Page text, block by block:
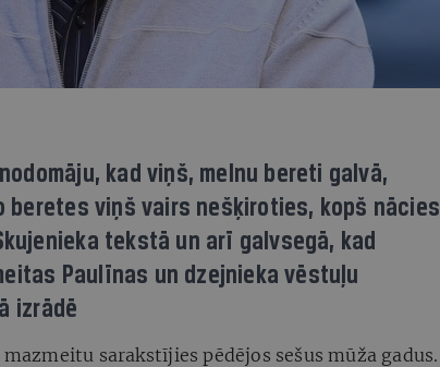
kad viņš, melnu bereti galvā,
beretes viņš vairs nešķiroties, kopš nācies
tekstā un arī galvsegā, kad
Paulīnas un dzejnieka vēstuļu
izrādē
sarakstījies pēdējos sešus mūža gadus.